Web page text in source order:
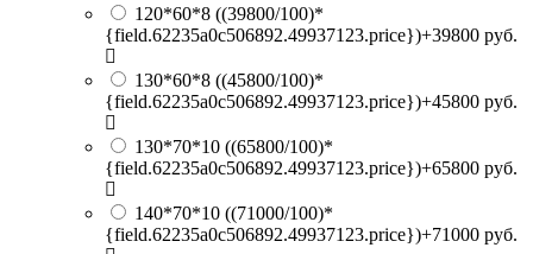
120*60*8 ((39800/100)*
{field.62235a0c506892.49937123.price})+39800 руб.
130*60*8 ((45800/100)*
{field.62235a0c506892.49937123.price})+45800 руб.
130*70*10 ((65800/100)*
{field.62235a0c506892.49937123.price})+65800 руб.
140*70*10 ((71000/100)*
{field.62235a0c506892.49937123.price})+71000 руб.